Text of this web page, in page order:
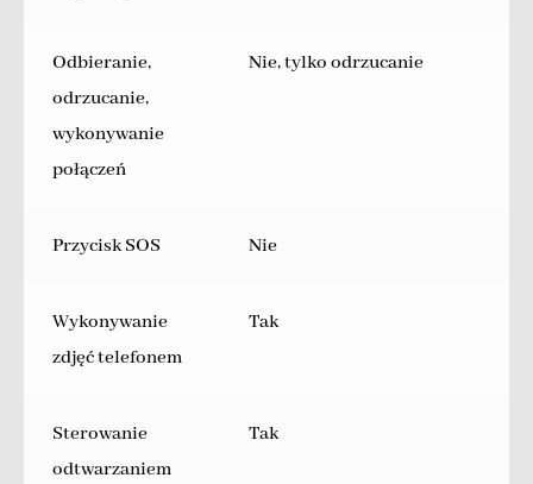
Odbieranie,
odrzucanie,
wykonywanie
połączeń
Nie, tylko odrzucanie
Przycisk SOS Nie
Wykonywanie
zdjęć telefonem
Tak
Sterowanie
odtwarzaniem
Tak